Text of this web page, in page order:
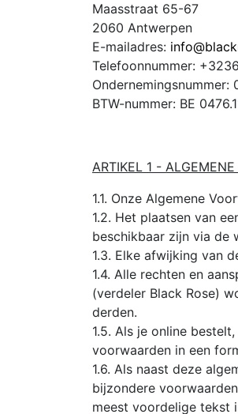
Maasstraat 65-67
2060 Antwerpen
E-mailadres:
Telefoonnummer:
Ondernemingsnummer:
BTW-nummer: BE
ARTIKEL 1 - ALGEMENE
1.1. Onze Algemene
1.2. Het plaatsen van
beschikbaar zijn via de
1.3. Elke afwijking van
1.4. Alle rechten en
(verdeler Black Rose)
derden.
1.5. Als je online
voorwaarden in een
1.6. Als naast deze
bijzondere
meest voordelige tekst